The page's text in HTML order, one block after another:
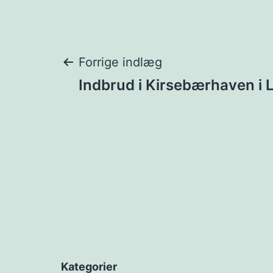
Forrige indlæg
Indbrud i Kirsebærhaven i
Kategorier